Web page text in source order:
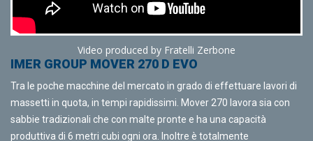
Video produced by Fratelli Zerbone
IMER GROUP MOVER 270 D EVO
Tra le poche macchine del mercato in grado di effettuare lavori di
massetti in quota, in tempi rapidissimi. Mover 270 lavora sia con
sabbie tradizionali che con malte pronte e ha una capacità
produttiva di 6 metri cubi ogni ora. Inoltre è totalmente